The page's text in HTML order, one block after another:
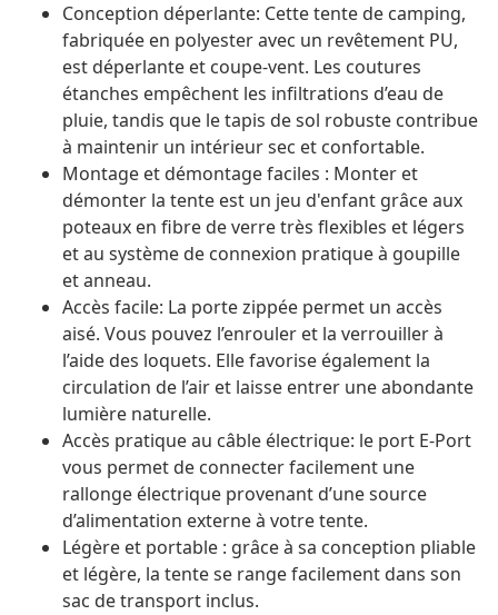
Conception déperlante: Cette tente de camping,
fabriquée en polyester avec un revêtement PU,
est déperlante et coupe-vent. Les coutures
étanches empêchent les infiltrations d’eau de
pluie, tandis que le tapis de sol robuste contribue
à maintenir un intérieur sec et confortable.
Montage et démontage faciles : Monter et
démonter la tente est un jeu d'enfant grâce aux
poteaux en fibre de verre très flexibles et légers
et au système de connexion pratique à goupille
et anneau.
Accès facile: La porte zippée permet un accès
aisé. Vous pouvez l’enrouler et la verrouiller à
l’aide des loquets. Elle favorise également la
circulation de l’air et laisse entrer une abondante
lumière naturelle.
Accès pratique au câble électrique: le port E-Port
vous permet de connecter facilement une
rallonge électrique provenant d’une source
d’alimentation externe à votre tente.
Légère et portable : grâce à sa conception pliable
et légère, la tente se range facilement dans son
sac de transport inclus.